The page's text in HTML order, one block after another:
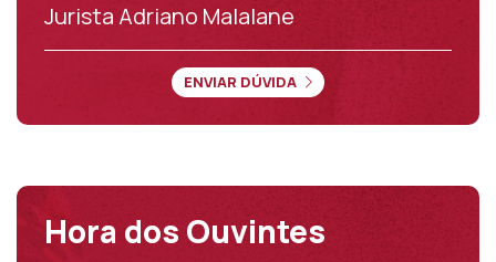
Jurista Adriano Malalane
ENVIAR DÚVIDA
Hora dos Ouvintes